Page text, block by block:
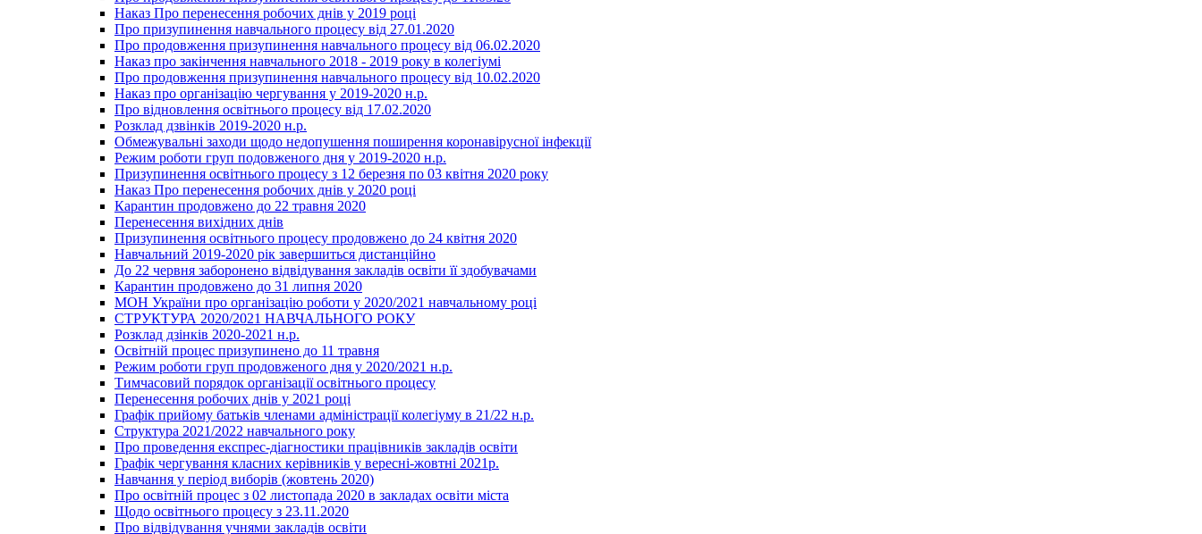
Наказ Про перенесення робочих днів у 2019 році
Про призупинення навчального процесу від 27.01.2020
Про продовження призупинення навчального процесу від 06.02.2020
Наказ про закінчення навчального 2018 - 2019 року в колегіумі
Про продовження призупинення навчального процесу від 10.02.2020
Наказ про організацію чергування у 2019-2020 н.р.
Про відновлення освітнього процесу від 17.02.2020
Розклад дзвінків 2019-2020 н.р.
Обмежувальні заходи щодо недопушення поширення коронавірусної інфекції
Режим роботи груп подовженого дня у 2019-2020 н.р.
Призупинення освітнього процесу з 12 березня по 03 квітня 2020 року
Наказ Про перенесення робочих днів у 2020 році
Карантин продовжено до 22 травня 2020
Перенесення вихідних днів
Призупинення освітнього процесу продовжено до 24 квітня 2020
Навчальний 2019-2020 рік завершиться дистанційно
До 22 червня заборонено відвідування закладів освіти її здобувачами
Карантин продовжено до 31 липня 2020
МОН України про організацію роботи у 2020/2021 навчальному році
СТРУКТУРА 2020/2021 НАВЧАЛЬНОГО РОКУ
Розклад дзінків 2020-2021 н.р.
Освітній процес призупинено до 11 травня
Режим роботи груп продовженого дня у 2020/2021 н.р.
Тимчасовий порядок організації освітнього процесу
Перенесення робочих днів у 2021 році
Графік прийому батьків членами адміністрації колегіуму в 21/22 н.р.
Структура 2021/2022 навчального року
Про проведення експрес-діагностики працівників закладів освіти
Графік чергування класних керівників у вересні-жовтні 2021р.
Навчання у період виборів (жовтень 2020)
Про освітній процес з 02 листопада 2020 в закладах освіти міста
Щодо освітнього процесу з 23.11.2020
Про відвідування учнями закладів освіти